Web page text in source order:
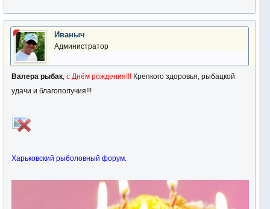
Иваныч
Администратор
Валера рыбак с Днём рождения!!! Крепкого здоровья, рыбацкой
удачи и благополучия!!!
Харьковский рыболовный форум.